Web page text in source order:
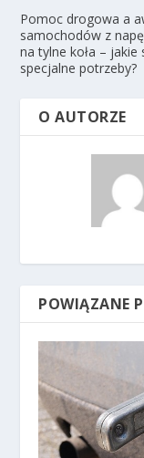
Pomoc drogowa a
samochodów z
na tylne koła – jakie
specjalne potrzeby?
O AUTORZE
POWIĄZANE